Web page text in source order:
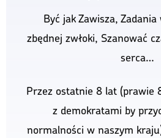
Być jak Zawisza,
zbędnej zwłoki, Szanować
serca…
Przez ostatnie 8 lat (prawie
z demokratami by
normalności w naszym